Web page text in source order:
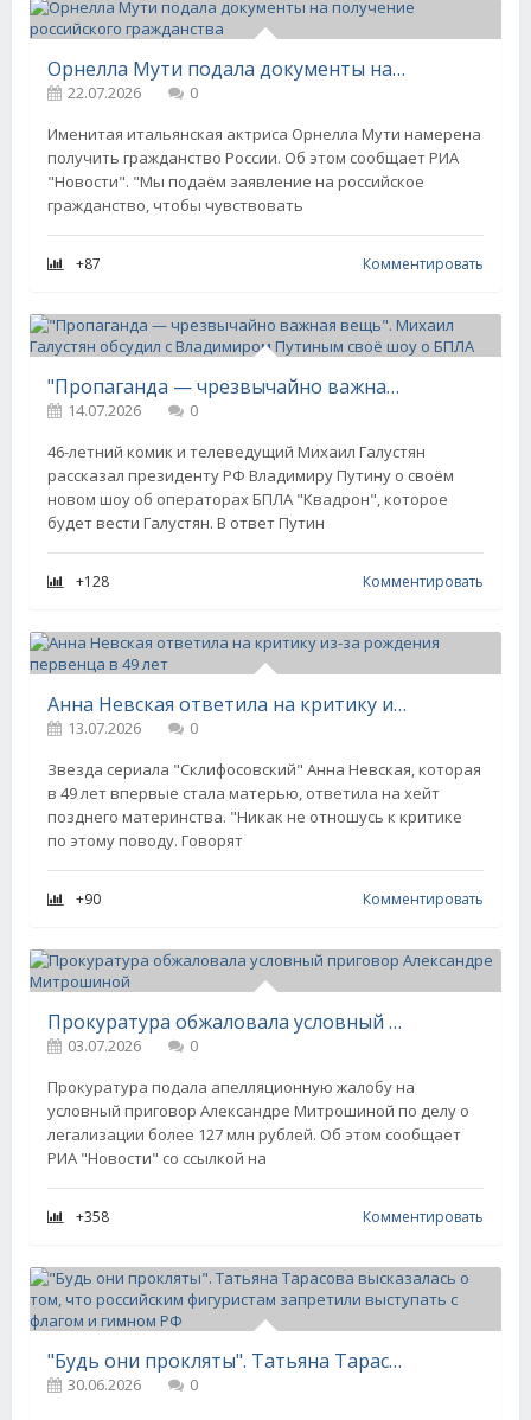
Орнелла Мути подала документы на получение российского гражданства
22.07.2026
0
Именитая итальянская актриса Орнелла Мути намерена
получить гражданство России. Об этом сообщает РИА
"Новости". "Мы подаём заявление на российское
гражданство, чтобы чувствовать
+87 Комментировать
"Пропаганда — чрезвычайно важная вещь". Михаил Галустян обсудил с Владимиром Путиным своё шоу о БПЛА
14.07.2026
0
46-летний комик и телеведущий Михаил Галустян
рассказал президенту РФ Владимиру Путину о своём
новом шоу об операторах БПЛА "Квадрон", которое
будет вести Галустян. В ответ Путин
+128 Комментировать
Анна Невская ответила на критику из-за рождения первенца в 49 лет
13.07.2026
0
Звезда сериала "Склифосовский" Анна Невская, которая
в 49 лет впервые стала матерью, ответила на хейт
позднего материнства. "Никак не отношусь к критике
по этому поводу. Говорят
+90 Комментировать
Прокуратура обжаловала условный приговор Александре Митрошиной
03.07.2026
0
Прокуратура подала апелляционную жалобу на
условный приговор Александре Митрошиной по делу о
легализации более 127 млн рублей. Об этом сообщает
РИА "Новости" со ссылкой на
+358 Комментировать
"Будь они прокляты". Татьяна Тарасова высказалась о том, что российским фигуристам запретили выступать с флагом и гимном РФ
30.06.2026
0